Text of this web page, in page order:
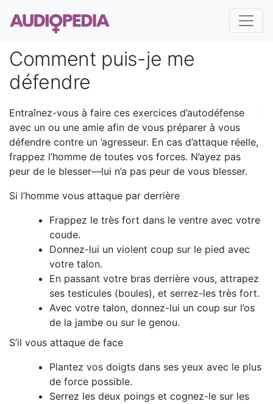
Comment puis-je me
défendre
Entraînez-vous à faire ces exercices d’autodéfense
avec un ou une amie afin de vous préparer à vous
défendre contre un ’agresseur. En cas d’attaque réelle,
frappez l’homme de toutes vos forces. N’ayez pas
peur de le blesser—lui n’a pas peur de vous blesser.
Si l’homme vous attaque par derrière
Frappez le très fort dans le ventre avec votre
coude.
Donnez-lui un violent coup sur le pied avec
votre talon.
En passant votre bras derrière vous, attrapez
ses testicules (boules), et serrez-les très fort.
Avec votre talon, donnez-lui un coup sur l’os
de la jambe ou sur le genou.
S’il vous attaque de face
Plantez vos doigts dans ses yeux avec le plus
de force possible.
Serrez les deux poings et cognez-le sur les